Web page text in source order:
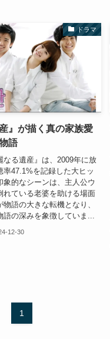
ドラマ
』が描く真の家族愛
語
なる遺産』は、2009年に放
率47.1%を記録した大ヒッ
象的なシーンは、主人公ウ
れている老婆を助ける場面
語の大きな転機となり、
の深みを象徴していま...
12-30
1